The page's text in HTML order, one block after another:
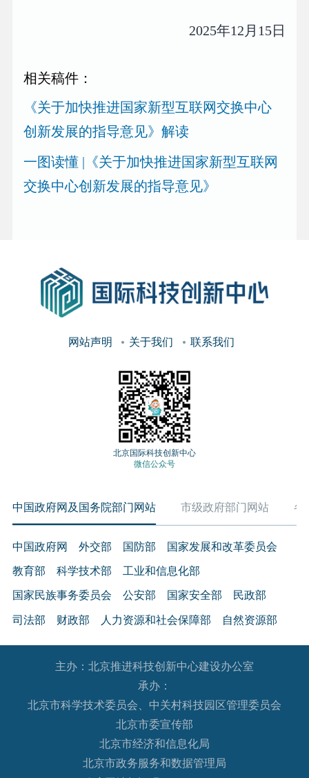
2025年12月15日
相关稿件：
《关于加快推进国家新型互联网交换中心
创新发展的指导意见》解读
一图读懂 |《关于加快推进国家新型互联网
交换中心创新发展的指导意见》
网站声明 关于我们 联系我们
北京国际科技创新中心
微信公众号
中国政府网及国务院部门网站 市级政府部门网站 各
中国政府网 外交部 国防部 国家发展和改革委员会
教育部 科学技术部 工业和信息化部
国家民族事务委员会 公安部 国家安全部 民政部
司法部 财政部 人力资源和社会保障部 自然资源部
生态环境部 住房和城乡建设部 交通运输部 水利部
农业农村部 商务部 文化和旅游部
退役军人事务部
国家语言文字工作委员会
国家航天局 国家原子能机构
国家核安全局
主办：北京推进科技创新中心建设办公室
承办：
北京市科学技术委员会、中关村科技园区管理委员会
北京市委宣传部
北京市经济和信息化局
北京市政务服务和数据管理局